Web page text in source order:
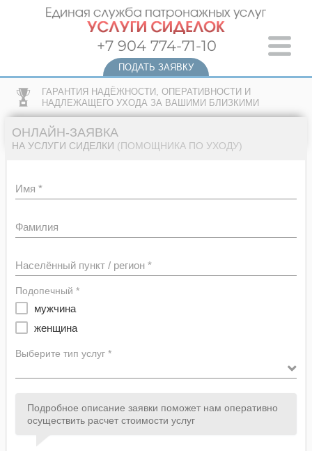
+7 904 774-71-10
ПОДАТЬ ЗАЯВКУ
ГАРАНТИЯ НАДЁЖНОСТИ, ОПЕРАТИВНОСТИ И
НАДЛЕЖАЩЕГО УХОДА ЗА ВАШИМИ БЛИЗКИМИ
ОНЛАЙН-ЗАЯВКА
НА УСЛУГИ СИДЕЛКИ (ПОМОЩНИКА ПО УХОДУ)
Имя *
Фамилия
Населённый пункт / регион *
Подопечный *
мужчина
женщина
Выберите тип услуг *
Подробное описание заявки поможет нам оперативно
осуществить расчет стоимости услуг